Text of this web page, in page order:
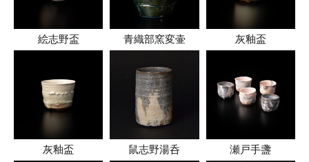
絵志野盃 青織部窯変壷 灰釉盃
灰釉盃 鼠志野湯呑 瀬戸手盞